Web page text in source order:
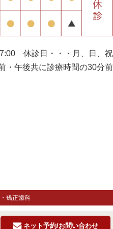
休診日・・・月、日、祝
・午後共に診療時間の30分前
矯正歯科
ネット予約/お問い合わせ